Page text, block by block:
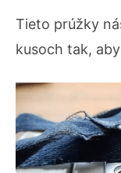
Tieto prúžky
kusoch tak,